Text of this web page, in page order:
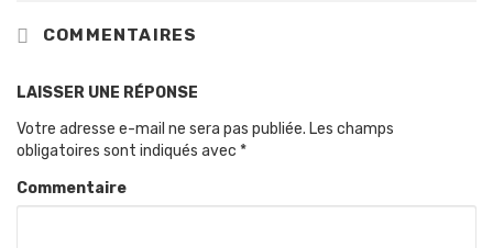
COMMENTAIRES
LAISSER UNE RÉPONSE
Votre adresse e-mail ne sera pas publiée. Les champs
obligatoires sont indiqués avec *
Commentaire